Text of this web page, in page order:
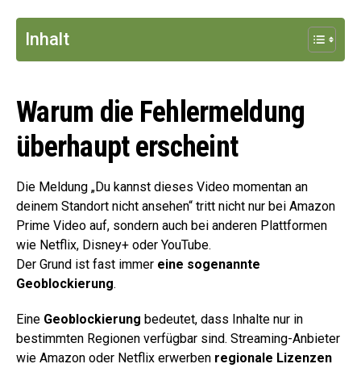
Inhalt
Warum die Fehlermeldung
überhaupt erscheint
Die Meldung „Du kannst dieses Video momentan an
deinem Standort nicht ansehen“ tritt nicht nur bei Amazon
Prime Video auf, sondern auch bei anderen Plattformen
wie Netflix, Disney+ oder YouTube.
Der Grund ist fast immer eine sogenannte
Geoblockierung.
Eine Geoblockierung bedeutet, dass Inhalte nur in
bestimmten Regionen verfügbar sind. Streaming-Anbieter
wie Amazon oder Netflix erwerben regionale Lizenzen